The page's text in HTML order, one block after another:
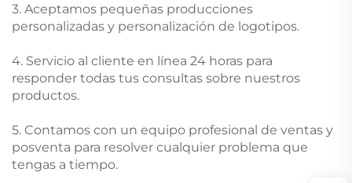
3. Aceptamos pequeñas producciones
personalizadas y personalización de logotipos.
4. Servicio al cliente en línea 24 horas para
responder todas tus consultas sobre nuestros
productos.
5. Contamos con un equipo profesional de ventas y
posventa para resolver cualquier problema que
tengas a tiempo.